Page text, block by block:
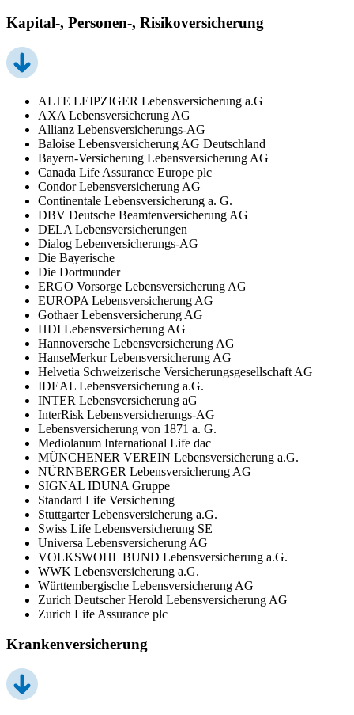
Kapital-, Personen-, Risikoversicherung
ALTE LEIPZIGER Lebensversicherung a.G
AXA Lebensversicherung AG
Allianz Lebensversicherungs-AG
Baloise Lebensversicherung AG Deutschland
Bayern-Versicherung Lebensversicherung AG
Canada Life Assurance Europe plc
Condor Lebensversicherung AG
Continentale Lebensversicherung a. G.
DBV Deutsche Beamtenversicherung AG
DELA Lebensversicherungen
Dialog Lebenversicherungs-AG
Die Bayerische
Die Dortmunder
ERGO Vorsorge Lebensversicherung AG
EUROPA Lebensversicherung AG
Gothaer Lebensversicherung AG
HDI Lebensversicherung AG
Hannoversche Lebensversicherung AG
HanseMerkur Lebensversicherung AG
Helvetia Schweizerische Versicherungsgesellschaft AG
IDEAL Lebensversicherung a.G.
INTER Lebensversicherung aG
InterRisk Lebensversicherungs-AG
Lebensversicherung von 1871 a. G.
Mediolanum International Life dac
MÜNCHENER VEREIN Lebensversicherung a.G.
NÜRNBERGER Lebensversicherung AG
SIGNAL IDUNA Gruppe
Standard Life Versicherung
Stuttgarter Lebensversicherung a.G.
Swiss Life Lebensversicherung SE
Universa Lebensversicherung AG
VOLKSWOHL BUND Lebensversicherung a.G.
WWK Lebensversicherung a.G.
Württembergische Lebensversicherung AG
Zurich Deutscher Herold Lebensversicherung AG
Zurich Life Assurance plc
Krankenversicherung